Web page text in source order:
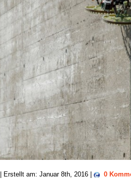
| Erstellt am: Januar 8th, 2016 | 0